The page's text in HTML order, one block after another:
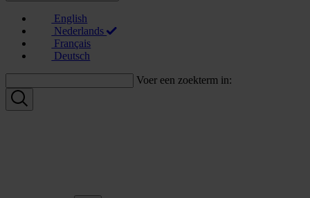
English
Nederlands
Français
Deutsch
Voer een zoekterm in: